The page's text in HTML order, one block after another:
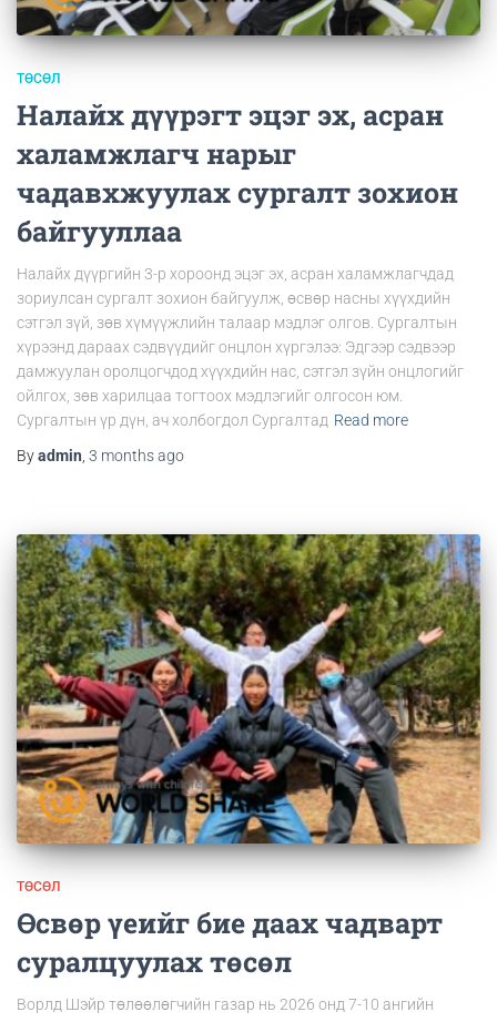
ТӨСӨЛ
Налайх дүүрэгт эцэг эх, асран
халамжлагч нарыг
чадавхжуулах сургалт зохион
байгууллаа
Налайх дүүргийн 3-р хороонд эцэг эх, асран халамжлагчдад
зориулсан сургалт зохион байгуулж, өсвөр насны хүүхдийн
сэтгэл зүй, зөв хүмүүжлийн талаар мэдлэг олгов. Сургалтын
хүрээнд дараах сэдвүүдийг онцлон хүргэлээ: Эдгээр сэдвээр
дамжуулан оролцогчдод хүүхдийн нас, сэтгэл зүйн онцлогийг
ойлгох, зөв харилцаа тогтоох мэдлэгийг олгосон юм.
Сургалтын үр дүн, ач холбогдол Сургалтад Read more
Byadmin, 3 monthsago
ТӨСӨЛ
Өсвөр үеийг бие даах чадварт
суралцуулах төсөл
Ворлд Шэйр төлөөлөгчийн газар нь 2026 онд 7-10 ангийн